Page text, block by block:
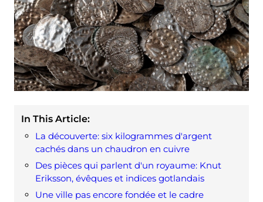
In This Article:
La découverte: six kilogrammes d'argent
cachés dans un chaudron en cuivre
Des pièces qui parlent d'un royaume: Knut
Eriksson, évêques et indices gotlandais
Une ville pas encore fondée et le cadre